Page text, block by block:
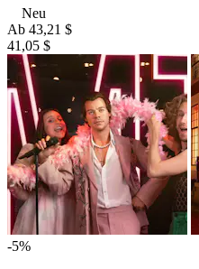
Neu
Ab 43,21 $
41,05 $
-5%